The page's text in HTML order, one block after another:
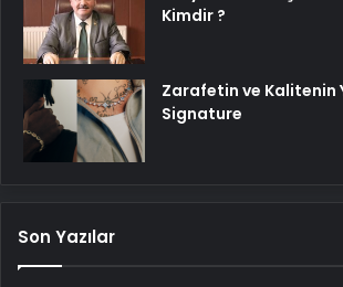
Kimdir ?
Zarafetin ve Kalitenin
Signature
Son Yazılar